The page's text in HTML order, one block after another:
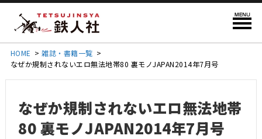
HOME > 雑誌・書籍一覧 >
なぜか規制されないエロ無法地帯80 裏モノJAPAN2014年7月号
なぜか規制されないエロ無法地帯
80 裏モノJAPAN2014年7月号